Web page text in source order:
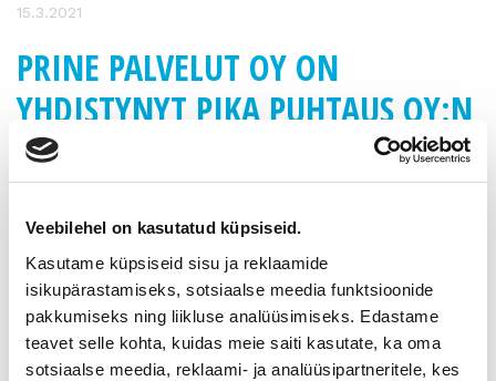
Veebilehel on kasutatud küpsiseid.
Kasutame küpsiseid sisu ja reklaamide
isikupärastamiseks, sotsiaalse meedia funktsioonide
pakkumiseks ning liikluse analüüsimiseks. Edastame
teavet selle kohta, kuidas meie saiti kasutate, ka oma
sotsiaalse meedia, reklaami- ja analüüsipartneritele, kes
15.3.2021
PRINE PALVELUT OY ON
YHDISTYNYT PIKA PUHTAUS OY:N
KANSSA 1.3.2021 ALKAEN
osaksi PiKa Puhtaus Oy:n suurempaa
organisaatiota.
Prine palvelut Oy aloitti kumppanin etsinnän vuoden 2020
puolella ja eri vaihtoehdoista parhaan
toiminnallisen kokonaisuuden pystyi tarjoamaan koti- ja
yrityssiiivouksiin keskittynyt PiKa Puhtaus Oy.
”Pandemian alkaessa alkuvuonna 2020 ymmärsin yritykseni